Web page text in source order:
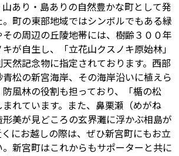
あり・島ありの自然豊かな町として発
町の東部地域ではシンボルでもある緑
の周辺の丘陵地帯には、樹齢３００年
が自生し、「立花山クスノキ原始林」
天然記念物に指定されております。西部
松の新宮海岸、その海岸沿いに植えら
風林の役割も担っており、「楯の松
れています。また、鼻栗瀬（めがね
美が見どころの玄界灘に浮かぶ相島が
にお越しの際は、ぜひ新宮町にもお立
新宮町はこれからもサポーターと共に